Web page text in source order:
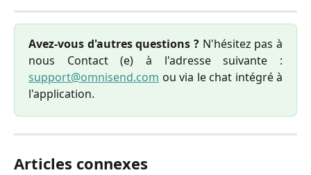
Avez-vous d'autres questions ? N'hésitez pas à
nous Contact (e) à l'adresse suivante :
support@omnisend.com ou via le chat intégré à
l'application.
Articles connexes